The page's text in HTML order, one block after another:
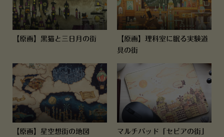
【原画】黒猫と三日月の街
【原画】理科室に眠る実験道
具の街
【原画】星空想街の地図
マルチパッド「セピアの街」